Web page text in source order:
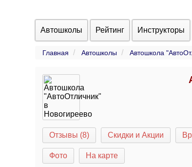
Автошколы Рейтинг Инструкторы
Главная Автошколы Автошкола
Отзывы (8) Скидки и Акции
Фото На карте